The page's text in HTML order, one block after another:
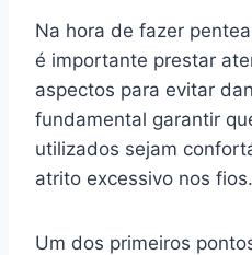
Na hora de fazer
é importante prestar
aspectos para evitar
fundamental garantir
utilizados sejam
atrito excessivo nos fios.
Um dos primeiros